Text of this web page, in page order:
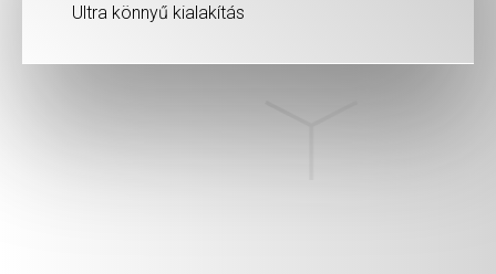
Ultra könnyű kialakítás